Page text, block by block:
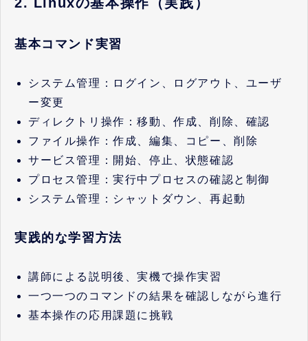
2. Linuxの基本操作（実践）
基本コマンド実習
システム管理：ログイン、ログアウト、ユーザ
ー変更
ディレクトリ操作：移動、作成、削除、確認
ファイル操作：作成、編集、コピー、削除
サービス管理：開始、停止、状態確認
プロセス管理：実行中プロセスの確認と制御
システム管理：シャットダウン、再起動
実践的な学習方法
講師による説明後、実機で操作実習
一つ一つのコマンドの結果を確認しながら進行
基本操作の応用課題に挑戦